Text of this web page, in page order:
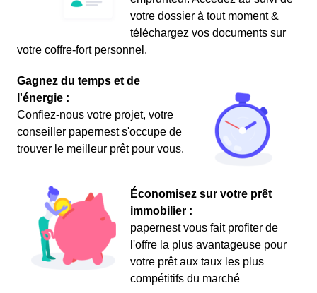
votre dossier à tout moment &
téléchargez vos documents sur
votre coffre-fort personnel.
Gagnez du temps et de
l'énergie :
Confiez-nous votre projet, votre
conseiller papernest s'occupe de
trouver le meilleur prêt pour vous.
Économisez sur votre prêt
immobilier :
papernest vous fait profiter de
l'offre la plus avantageuse pour
votre prêt aux taux les plus
compétitifs du marché